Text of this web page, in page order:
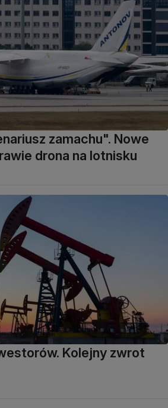
zamachu". Nowe
drona na lotnisku
Kolejny zwrot